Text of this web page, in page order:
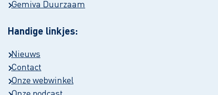
Gemiva Duurzaam
Handige linkjes:
Nieuws
Contact
Onze webwinkel